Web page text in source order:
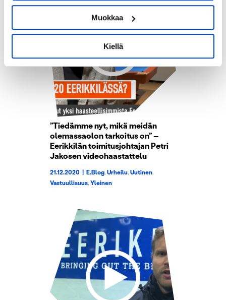
mahdollisesti muutaman metrin tarkkuudella
Tunnistaa laitteesi skannaamalla sen
ominaispiirteitä aktiivisesti (sormenjäljen
Lue lisää siitä, miten henkilötietojasi käsitellään ja miten
voit määrittää asetuksesitiedot-osiossa. Voit muuttaa
suostumustasi tai peruuttaa sen milloin vain
evästeilmoituksessa.
Käytämme evästeitä tarjoamamme sisällön ja mainosten
räätälöimiseen, sosiaalisen median ominaisuuksien
tukemiseen ja kävijämäärämme analysoimiseen. Lisäksi
jaamme sosiaalisen median, mainosalan ja analytiikka-
sivustoamme. Kumppanimme voivat yhdistää näitä
tietoja muihin tietoihin, joita olet antanut heille tai joita on
Muokkaa
Kiellä
”Tiedämme nyt, mikä meidän
olemassaolon tarkoitus on” –
Eerikkilän toimitusjohtajan Petri
Jakosen videohaastattelu
21.12.2020 | E.Blog,Urheilu,Uutinen,
Vastuullisuus, Yleinen